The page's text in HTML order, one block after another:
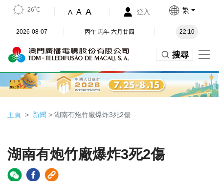
26˚C A A A 登入 繁
2026-08-07 丙午 馬年 六月廿四 22:10
搜尋
主頁 新聞 > 湖南有炮竹廠爆炸3死2傷
湖南有炮竹廠爆炸3死2傷